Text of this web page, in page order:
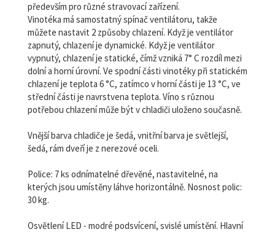
především pro různé stravovací zařízení.
Vinotéka má samostatný spínač ventilátoru, takže
můžete nastavit 2 způsoby chlazení. Když je ventilátor
zapnutý, chlazení je dynamické. Když je ventilátor
vypnutý, chlazení je statické, čímž vzniká 7° C rozdíl mezi
dolní a horní úrovní. Ve spodní části vinotéky při statickém
chlazení je teplota 6 °C, zatímco v horní části je 13 °C, ve
střední části je navrstvena teplota. Víno s různou
potřebou chlazení může být v chladiči uloženo současně.
Vnější barva chladiče je šedá, vnitřní barva je světlejší,
šedá, rám dveří je z nerezové oceli.
Police: 7 ks odnímatelné dřevěné, nastavitelné, na
kterých jsou umístěny láhve horizontálně. Nosnost polic:
30 kg.
Osvětlení LED - modré podsvícení, svislé umístění. Hlavní